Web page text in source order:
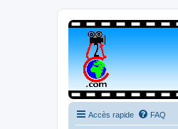
Accès rapide FAQ